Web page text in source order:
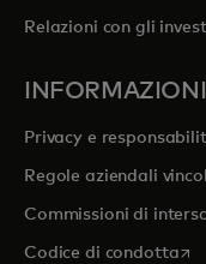
Relazioni con gli
Privacy e
Regole aziendali
Commissioni di
Codice di condottasi